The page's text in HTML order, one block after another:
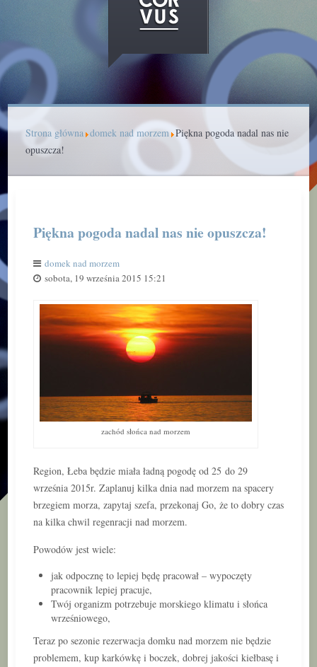
Strona główna domek nad morzem Piękna pogoda nadal nas nie
opuszcza!
Piękna pogoda nadal nas nie opuszcza!
domek nad morzem
sobota, 19 września 2015 15:21
zachód słońca nad morzem
Region, Łeba będzie miała ładną pogodę od 25 do 29
września 2015r. Zaplanuj kilka dnia nad morzem na spacery
brzegiem morza, zapytaj szefa, przekonaj Go, że to dobry czas
na kilka chwil regenracji nad morzem.
Powodów jest wiele:
jak odpocznę to lepiej będę pracował – wypoczęty
pracownik lepiej pracuje,
Twój organizm potrzebuje morskiego klimatu i słońca
wrześniowego,
Teraz po sezonie rezerwacja domku nad morzem nie będzie
problemem, kup karkówkę i boczek, dobrej jakości kiełbasę i